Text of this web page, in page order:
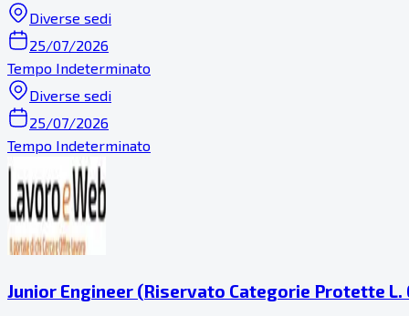
Diverse sedi
25/07/2026
Tempo Indeterminato
Diverse sedi
25/07/2026
Tempo Indeterminato
Junior Engineer (Riservato Categorie Protette L.